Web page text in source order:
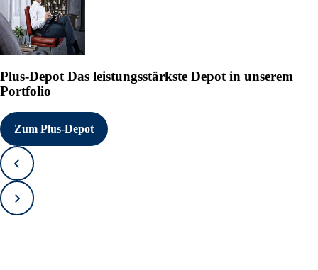
Plus-Depot Das leistungsstärkste Depot in unserem
Portfolio
Zum Plus-Depot
Zurück
Vorwärts